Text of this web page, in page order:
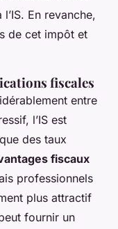
En revanche,
de cet impôt et
fiscales
entre
l’IS est
des taux
fiscaux
professionnels
plus attractif
fournir un